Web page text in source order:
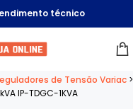
técnico
de Tensão Variac >
IP-TDGC-1KVA